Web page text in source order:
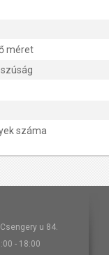
méret
száma
u 84.
- 18:00